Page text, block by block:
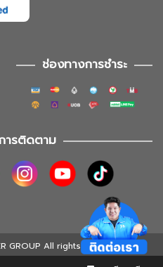
ช่องทางการชำระ
ารติดตาม
GROUP All rights reserved